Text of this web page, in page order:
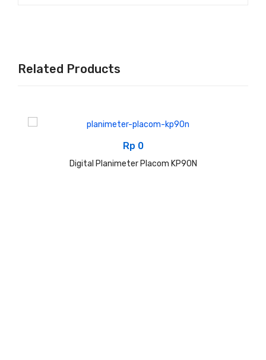
Related Products
Rp 0
Digital Planimeter Placom KP90N